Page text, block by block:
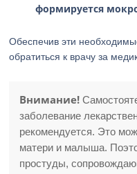
формируется
Обеспечив эти
обратиться к врачу за
Внимание!
заболевание
рекомендуется. Это
матери и малыша.
простуды,